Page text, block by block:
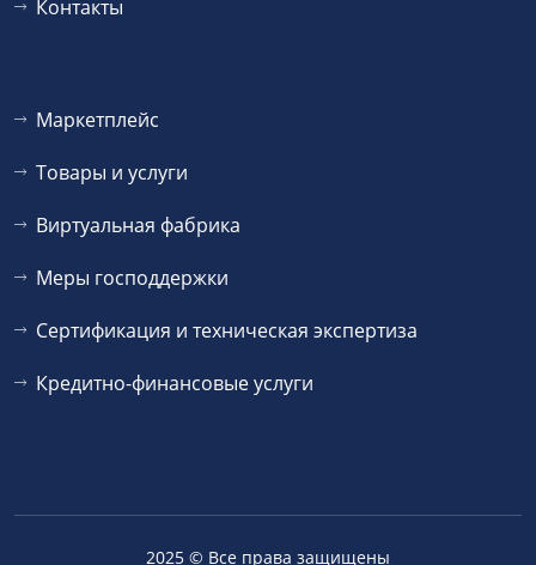
Контакты
Маркетплейс
Товары и услуги
Виртуальная фабрика
Меры господдержки
Сертификация и техническая экспертиза
Кредитно-финансовые услуги
2025 © Все права защищены